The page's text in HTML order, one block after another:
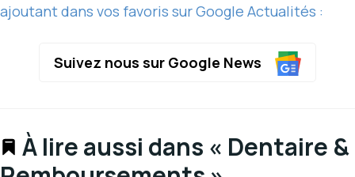
ajoutant dans vos favoris sur Google Actualités :
Suivez nous sur Google News
À lire aussi dans « Dentaire &